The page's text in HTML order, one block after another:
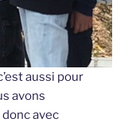
aussi pour
avons
avec